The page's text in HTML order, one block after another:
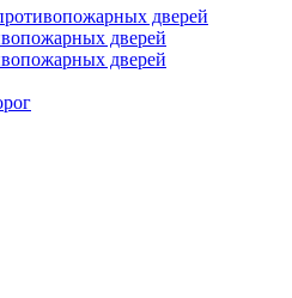
дверей
дверей
дверей